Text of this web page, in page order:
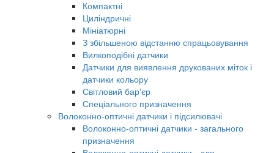
Компактні
Циліндричні
Мініатюрні
З збільшеною відстанню спрацьовування
Вилкоподібні датчики
Датчики для виявлення друкованих міток і
датчики кольору
Світловий бар'єр
Спеціального призначення
Волоконно-оптичні датчики і підсилювачі
Волоконно-оптичні датчики - загального
призначення